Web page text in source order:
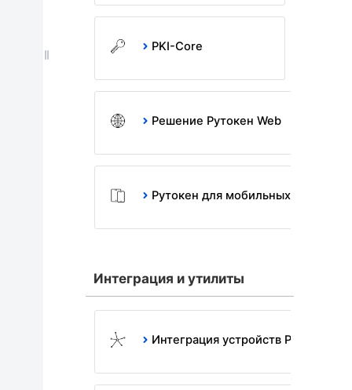
PKI-Core
Решение Рутокен Web
Рутокен для мобильных устройств
Интеграция и утилиты
Интеграция устройств Рутокен